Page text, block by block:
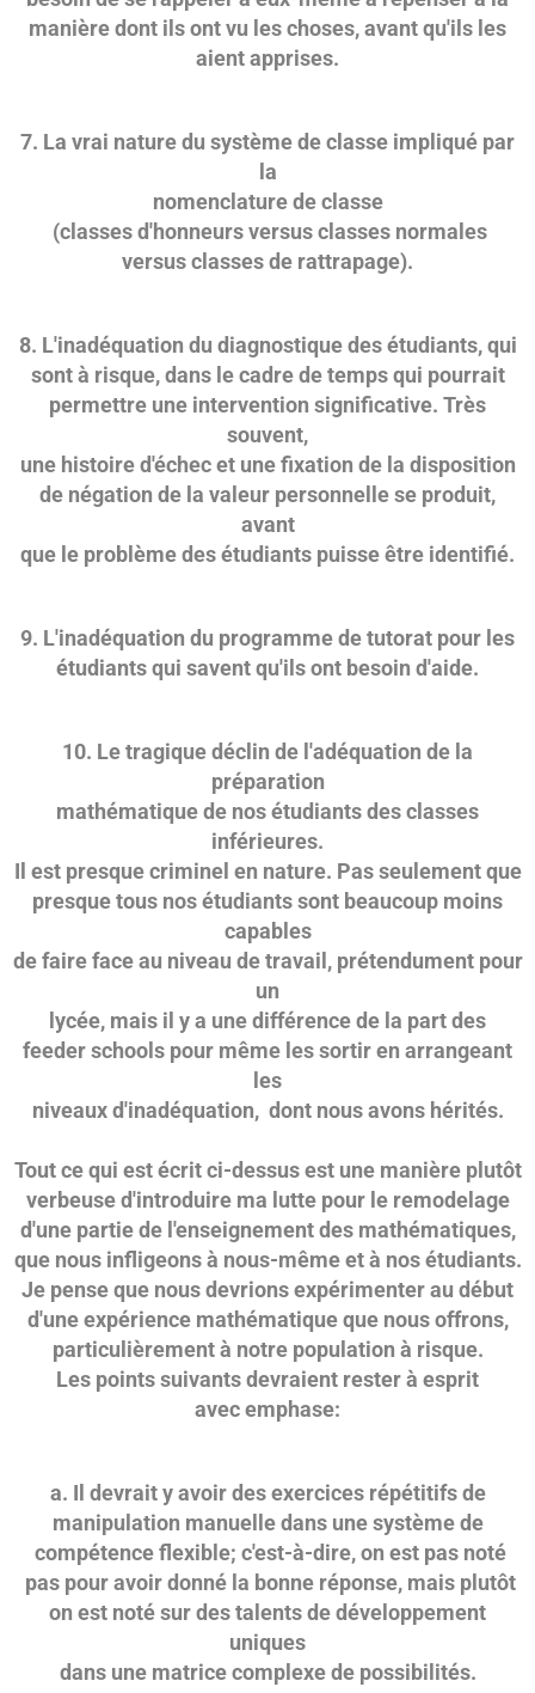
manière dont ils ont vu les choses, avant qu'ils les
aient apprises.
7. La vrai nature du système de classe impliqué par
la
nomenclature de classe
(classes d'honneurs versus classes normales
versus classes de rattrapage).
8. L'inadéquation du diagnostique des étudiants, qui
sont à risque, dans le cadre de temps qui pourrait
permettre une intervention significative. Très
souvent,
une histoire d'échec et une fixation de la disposition
de négation de la valeur personnelle se produit,
avant
que le problème des étudiants puisse être identifié.
9. L'inadéquation du programme de tutorat pour les
étudiants qui savent qu'ils ont besoin d'aide.
10. Le tragique déclin de l'adéquation de la
préparation
mathématique de nos étudiants des classes
inférieures.
Il est presque criminel en nature. Pas seulement que
presque tous nos étudiants sont beaucoup moins
capables
de faire face au niveau de travail, prétendument pour
un
lycée, mais il y a une différence de la part des
feeder schools pour même les sortir en arrangeant
les
niveaux d'inadéquation, dont nous avons hérités.
Tout ce qui est écrit ci-dessus est une manière plutôt
verbeuse d'introduire ma lutte pour le remodelage
d'une partie de l'enseignement des mathématiques,
que nous infligeons à nous-même et à nos étudiants.
Je pense que nous devrions expérimenter au début
d'une expérience mathématique que nous offrons,
particulièrement à notre population à risque.
Les points suivants devraient rester à esprit
avec emphase:
a. Il devrait y avoir des exercices répétitifs de
manipulation manuelle dans une système de
compétence flexible; c'est-à-dire, on est pas noté
pas pour avoir donné la bonne réponse, mais plutôt
on est noté sur des talents de développement
uniques
dans une matrice complexe de possibilités.